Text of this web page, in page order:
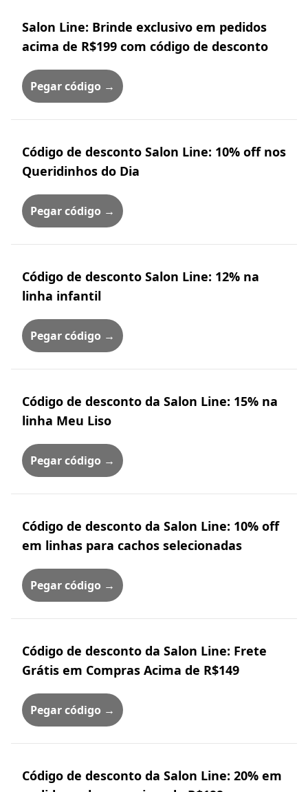
Salon Line: Brinde exclusivo em pedidos
acima de R$199 com código de desconto
Pegar código →
Código de desconto Salon Line: 10% off nos
Queridinhos do Dia
Pegar código →
Código de desconto Salon Line: 12% na
linha infantil
Pegar código →
Código de desconto da Salon Line: 15% na
linha Meu Liso
Pegar código →
Código de desconto da Salon Line: 10% off
em linhas para cachos selecionadas
Pegar código →
Código de desconto da Salon Line: Frete
Grátis em Compras Acima de R$149
Pegar código →
Código de desconto da Salon Line: 20% em